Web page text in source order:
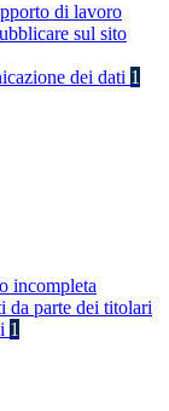
di lavoro
sul sito
dei dati 1
incompleta
da parte dei titolari
1